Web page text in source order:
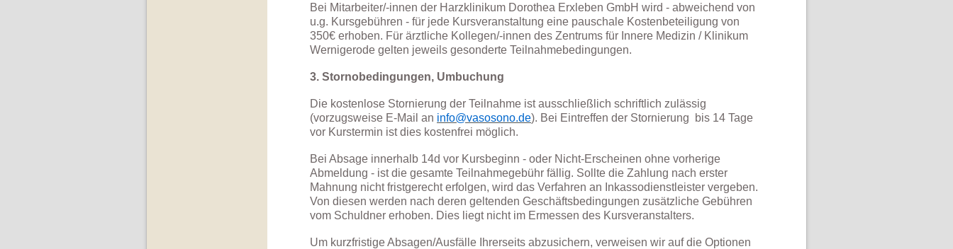
Bei Mitarbeiter/-innen der Harzklinikum Dorothea Erxleben GmbH wird - abweichend von
u.g. Kursgebühren - für jede Kursveranstaltung eine pauschale Kostenbeteiligung von
350€ erhoben. Für ärztliche Kollegen/-innen des Zentrums für Innere Medizin / Klinikum
Wernigerode gelten jeweils gesonderte Teilnahmebedingungen.
3. Stornobedingungen, Umbuchung
Die kostenlose Stornierung der Teilnahme ist ausschließlich schriftlich zulässig
(vorzugsweise E-Mail an info@vasosono.de). Bei Eintreffen der Stornierung bis 14 Tage
vor Kurstermin ist dies kostenfrei möglich.
Bei Absage innerhalb 14d vor Kursbeginn - oder Nicht-Erscheinen ohne vorherige
Abmeldung - ist die gesamte Teilnahmegebühr fällig. Sollte die Zahlung nach erster
Mahnung nicht fristgerecht erfolgen, wird das Verfahren an Inkassodienstleister vergeben.
Von diesen werden nach deren geltenden Geschäftsbedingungen zusätzliche Gebühren
vom Schuldner erhoben. Dies liegt nicht im Ermessen des Kursveranstalters.
Um kurzfristige Absagen/Ausfälle Ihrerseits abzusichern, verweisen wir auf die Optionen